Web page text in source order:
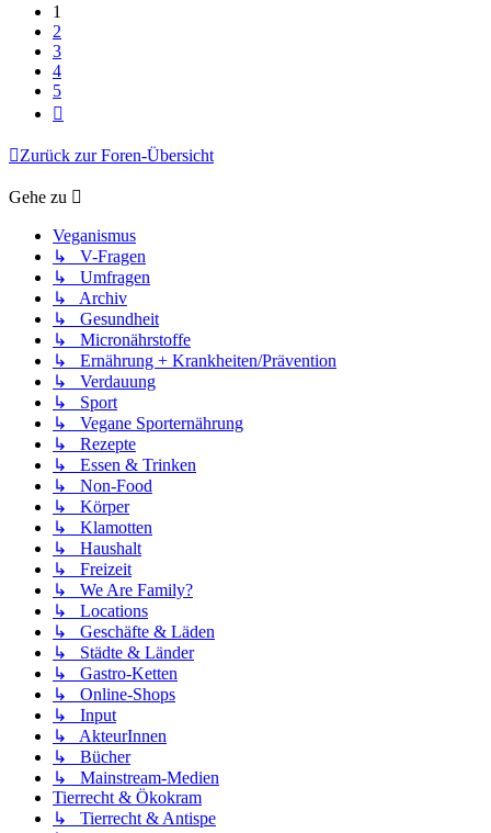
1
2
3
4
5
Zurück zur Foren-Übersicht
Gehe zu
Veganismus
↳ V-Fragen
↳ Umfragen
↳ Archiv
↳ Gesundheit
↳ Micronährstoffe
↳ Ernährung + Krankheiten/Prävention
↳ Verdauung
↳ Sport
↳ Vegane Sporternährung
↳ Rezepte
↳ Essen & Trinken
↳ Non-Food
↳ Körper
↳ Klamotten
↳ Haushalt
↳ Freizeit
↳ We Are Family?
↳ Locations
↳ Geschäfte & Läden
↳ Städte & Länder
↳ Gastro-Ketten
↳ Online-Shops
↳ Input
↳ AkteurInnen
↳ Bücher
↳ Mainstream-Medien
Tierrecht & Ökokram
↳ Tierrecht & Antispe